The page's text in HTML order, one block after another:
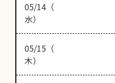
05/14（
水）
05/15（
木）